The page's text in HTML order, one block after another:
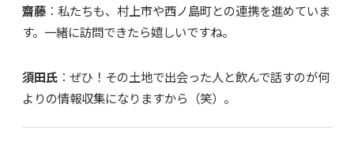
齋藤 ：私たちも、村上市や西ノ島町との連携を進めていま
す。一緒に訪問できたら嬉しいですね。
須田氏 ：ぜひ！その土地で出会った人と飲んで話すのが何
よりの情報収集になりますから（笑）。